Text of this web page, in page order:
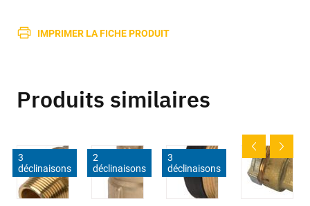
IMPRIMER LA FICHE PRODUIT
Produits similaires
3
déclinaisons
2
déclinaisons
3
déclinaisons